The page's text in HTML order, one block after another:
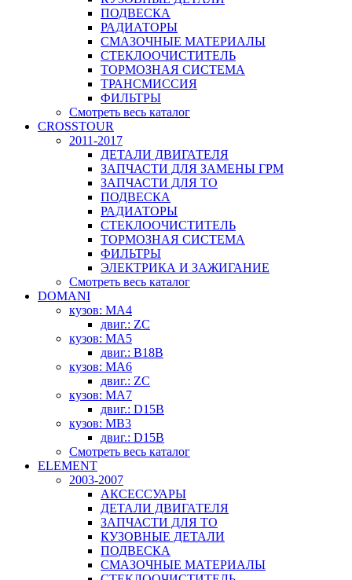
ПОДВЕСКА
РАДИАТОРЫ
СМАЗОЧНЫЕ МАТЕРИАЛЫ
СТЕКЛООЧИСТИТЕЛЬ
ТОРМОЗНАЯ СИСТЕМА
ТРАНСМИССИЯ
ФИЛЬТРЫ
Смотреть весь каталог
CROSSTOUR
2011-2017
ДЕТАЛИ ДВИГАТЕЛЯ
ЗАПЧАСТИ ДЛЯ ЗАМЕНЫ ГРМ
ЗАПЧАСТИ ДЛЯ ТО
ПОДВЕСКА
РАДИАТОРЫ
СТЕКЛООЧИСТИТЕЛЬ
ТОРМОЗНАЯ СИСТЕМА
ФИЛЬТРЫ
ЭЛЕКТРИКА И ЗАЖИГАНИЕ
Смотреть весь каталог
DOMANI
кузов: MA4
двиг.: ZC
кузов: MA5
двиг.: B18B
кузов: MA6
двиг.: ZC
кузов: MA7
двиг.: D15B
кузов: MB3
двиг.: D15B
Смотреть весь каталог
ELEMENT
2003-2007
АКСЕССУАРЫ
ДЕТАЛИ ДВИГАТЕЛЯ
ЗАПЧАСТИ ДЛЯ ТО
КУЗОВНЫЕ ДЕТАЛИ
ПОДВЕСКА
СМАЗОЧНЫЕ МАТЕРИАЛЫ